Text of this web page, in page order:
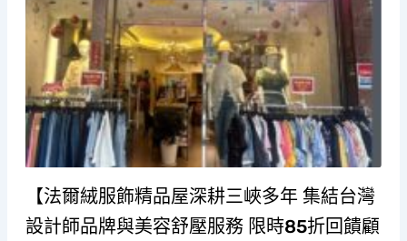
【法爾絨服飾精品屋深耕三峽多年 集結台灣
設計師品牌與美容舒壓服務 限時85折回饋顧